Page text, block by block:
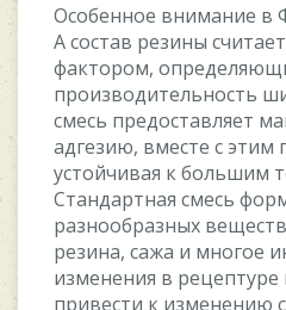
Особенное внимание в
А состав резины
фактором,
производительность
смесь предоставляет
адгезию, вместе с этим
устойчивая к большим
Стандартная смесь
разнообразных
резина, сажа и многое
изменения в рецептуре
привести к изменению